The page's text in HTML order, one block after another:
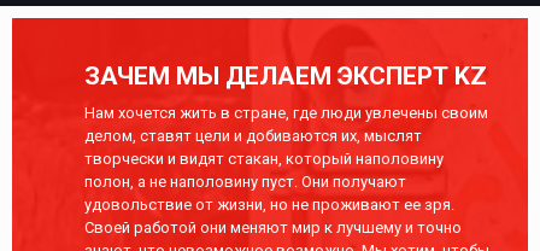
ЗАЧЕМ МЫ ДЕЛАЕМ ЭКСПЕРТ KZ
Нам хочется жить в стране, где люди увлечены своим
делом, ставят цели и добиваются их, мыслят
творчески и видят стакан, который наполовину
полон, а не наполовину пуст. Они получают
удовольствие от жизни, но не проживают ее зря.
Своей работой они меняют мир к лучшему и точно